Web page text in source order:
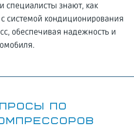
специалисты знают, как
системой кондиционирования
обеспечивая надежность и
ПО